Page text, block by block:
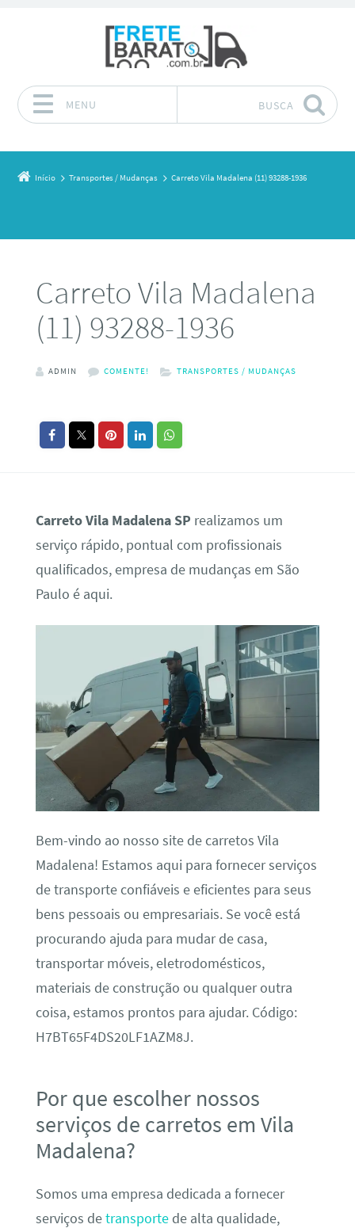
MENU BUSCA
Início Transportes / Mudanças Carreto Vila Madalena (11) 93288-1936
Carreto Vila Madalena
(11) 93288-1936
ADMIN COMENTE! TRANSPORTES / MUDANÇAS
Carreto Vila Madalena SP realizamos um
serviço rápido, pontual com profissionais
qualificados, empresa de mudanças em São
Paulo é aqui.
Bem-vindo ao nosso site de carretos Vila
Madalena! Estamos aqui para fornecer serviços
de transporte confiáveis e eficientes para seus
bens pessoais ou empresariais. Se você está
procurando ajuda para mudar de casa,
transportar móveis, eletrodomésticos,
materiais de construção ou qualquer outra
coisa, estamos prontos para ajudar. Código:
H7BT65F4DS20LF1AZM8J.
Por que escolher nossos
serviços de carretos em Vila
Madalena?
Somos uma empresa dedicada a fornecer
serviços detransportede alta qualidade,